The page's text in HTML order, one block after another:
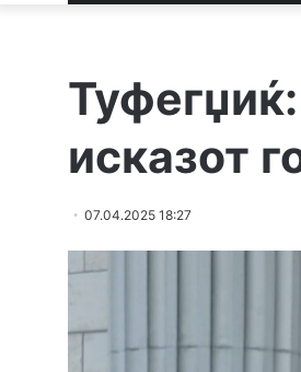
исказот
07.04.2025 18:27